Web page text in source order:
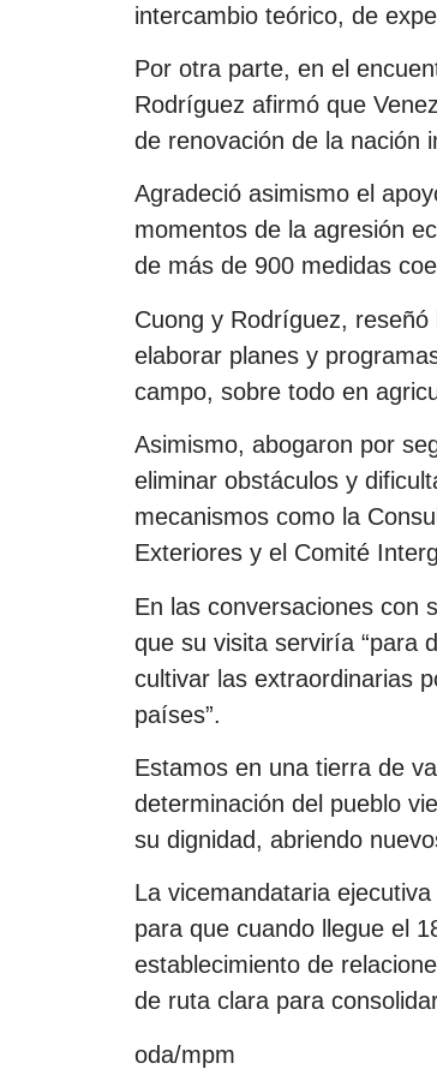
intercambio teórico, de
Por otra parte, en el
Rodríguez afirmó que
de renovación de la nación
Agradeció asimismo el
momentos de la agresión
de más de 900 medidas
Cuong y Rodríguez,
elaborar planes y
campo, sobre todo en
Asimismo, abogaron por
eliminar obstáculos y
mecanismos como la
Exteriores y el Comité
En las conversaciones con
que su visita serviría “para
cultivar las extraordinarias
países”.
Estamos en una tierra de
determinación del pueblo
su dignidad, abriendo
La vicemandataria
para que cuando llegue el
establecimiento de
de ruta clara para
oda/mpm